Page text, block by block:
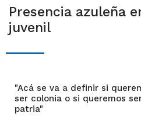
Presencia azuleña
juvenil
"Acá se va a definir si
ser colonia o si queremos
patria"